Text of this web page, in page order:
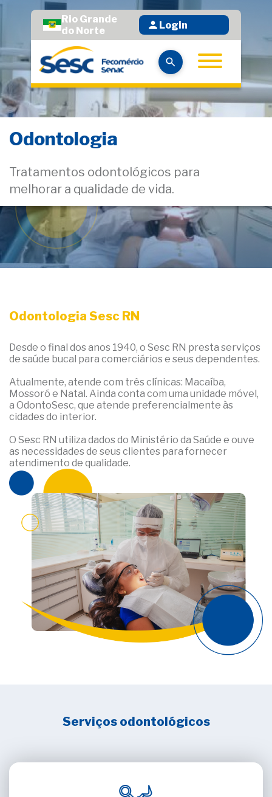
Rio Grande
do Norte
Login
Odontologia
Tratamentos odontológicos para
melhorar a qualidade de vida.
Odontologia Sesc RN
Desde o final dos anos 1940, o Sesc RN presta serviços
de saúde bucal para comerciários e seus dependentes.
Atualmente, atende com três clínicas: Macaíba,
Mossoró e Natal. Ainda conta com uma unidade móvel,
a OdontoSesc, que atende preferencialmente às
cidades do interior.
O Sesc RN utiliza dados do Ministério da Saúde e ouve
as necessidades de seus clientes para fornecer
atendimento de qualidade.
Serviços odontológicos